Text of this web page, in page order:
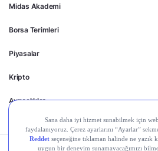
Midas Akademi
Borsa Terimleri
Piyasalar
Kripto
Ayrıcalıklar